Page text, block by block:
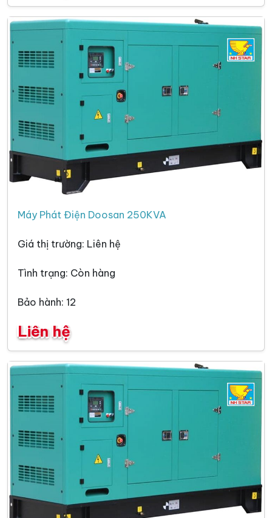
Máy Phát Điện Doosan 250KVA
Giá thị trường: Liên hệ
Tình trạng: Còn hàng
Bảo hành: 12
Liên hệ